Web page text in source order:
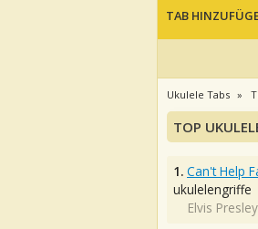
TAB
Ukulele Tabs
TOP
1. Can't Help
ukulelengriffe
Elvis Presley